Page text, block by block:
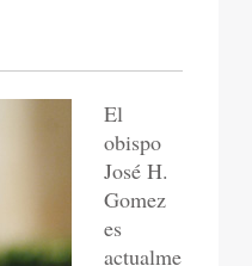
El
obispo
José H.
Gomez
es
actualme